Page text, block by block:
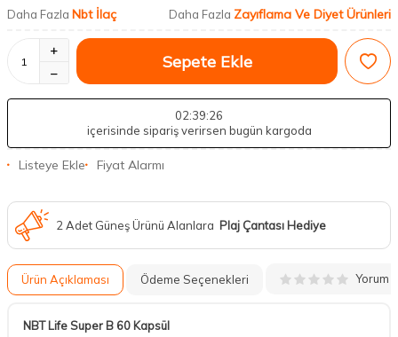
Daha Fazla Nbt İlaç Daha Fazla Zayıflama Ve Diyet Ürünleri
Sepete Ekle
02:39:26
içerisinde sipariş verirsen bugün kargoda
Listeye Ekle Fiyat Alarmı
2 Adet Güneş Ürünü Alanlara Plaj Çantası Hediye
Ürün Açıklaması Ödeme Seçenekleri Yorum
NBT Life Super B 60 Kapsül